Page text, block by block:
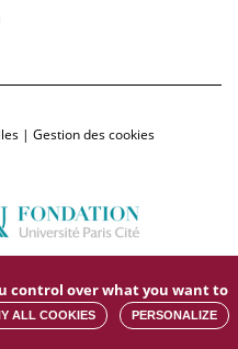
| Gestion des cookies
control over what you want to
ALL COOKIES PERSONALIZE